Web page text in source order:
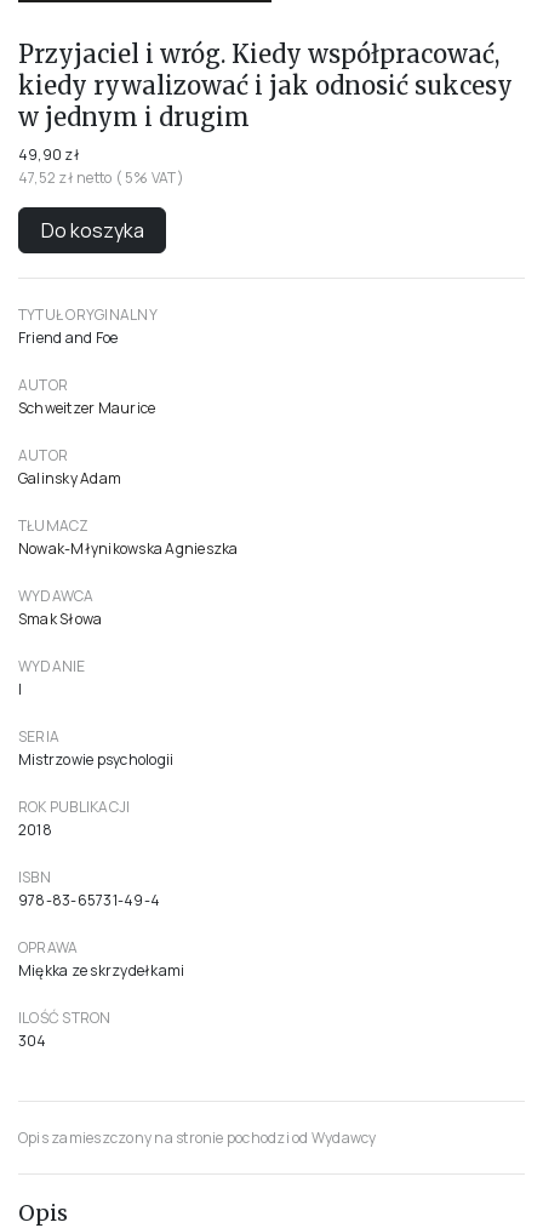
Przyjaciel i wróg. Kiedy współpracować,
kiedy rywalizować i jak odnosić sukcesy
w jednym i drugim
49,90 zł
47,52 zł netto ( 5% VAT)
Do koszyka
TYTUŁ ORYGINALNY
Friend and Foe
AUTOR
Schweitzer Maurice
AUTOR
Galinsky Adam
TŁUMACZ
Nowak-Młynikowska Agnieszka
WYDAWCA
Smak Słowa
WYDANIE
I
SERIA
Mistrzowie psychologii
ROK PUBLIKACJI
2018
ISBN
978-83-65731-49-4
OPRAWA
Miękka ze skrzydełkami
ILOŚĆ STRON
304
Opis zamieszczony na stronie pochodzi od Wydawcy
Opis